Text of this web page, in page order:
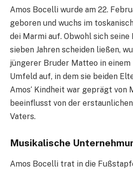
Amos Bocelli wurde am 22.
geboren und wuchs im
dei Marmi auf. Obwohl sich
sieben Jahren scheiden ließen,
jüngerer Bruder Matteo in
Umfeld auf, in dem sie beiden
Amos‘ Kindheit war geprägt von
beeinflusst von der
Vaters.
Musikalische
Amos Bocelli trat in die